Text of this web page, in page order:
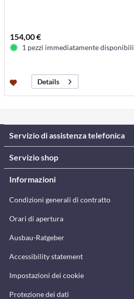
154,00 €
1 pezzi immediatamente disponibili
Details
Servizio di assistenza telefonica
Servizio shop
Informazioni
Condizioni generali di contratto
Orari di apertura
Ausbau-Ratgeber
Accessibility statement
Impostazioni dei cookie
Protezione dei dati